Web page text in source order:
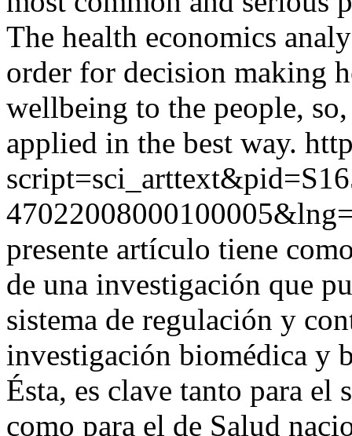
The health economics
order for decision making
wellbeing to the people,
applied in the best way.
presente artículo tiene
de una investigación que
sistema de regulación y
investigación biomédica y
Ésta, es clave tanto para el
como para el de Salud